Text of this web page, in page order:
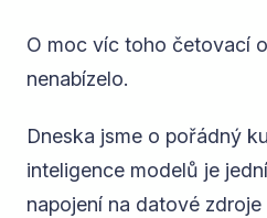
O moc víc toho četovací
nenabízelo.
Dneska jsme o pořádný
inteligence modelů je
napojení na datové